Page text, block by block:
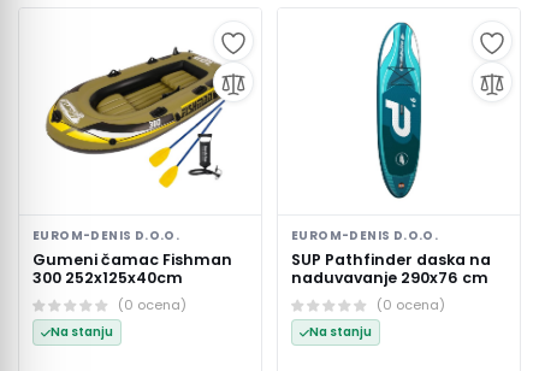
EUROM-DENIS D.O.O.
Gumeni čamac Fishman
300 252x125x40cm
(0 ocena)
Na stanju
EUROM-DENIS D.O.O.
SUP Pathfinder daska na
naduvavanje 290x76 cm
(0 ocena)
Na stanju